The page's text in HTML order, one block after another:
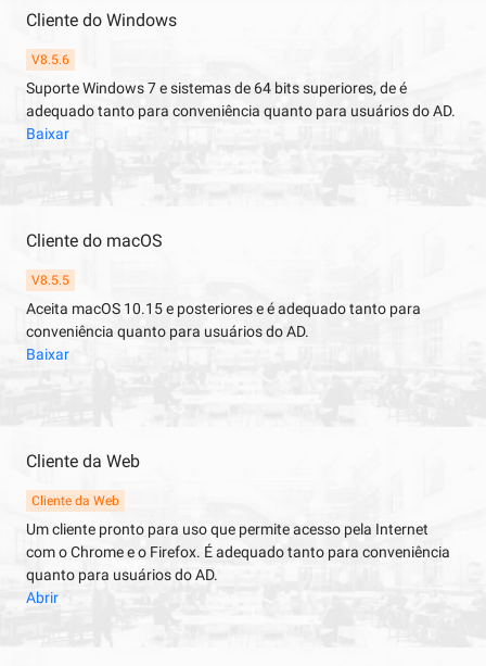
Cliente do Windows
V8.5.6
Suporte Windows 7 e sistemas de 64 bits superiores, de é
adequado tanto para conveniência quanto para usuários do AD.
Baixar
Cliente do macOS
V8.5.5
Aceita macOS 10.15 e posteriores e é adequado tanto para
conveniência quanto para usuários do AD.
Baixar
Cliente da Web
Cliente da Web
Um cliente pronto para uso que permite acesso pela Internet
com o Chrome e o Firefox. É adequado tanto para conveniência
quanto para usuários do AD.
Abrir